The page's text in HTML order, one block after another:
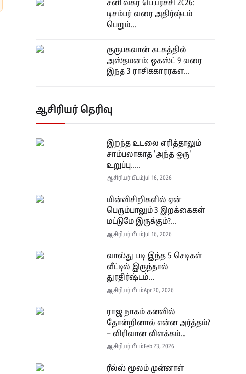
சனி வக்ர பெயர்ச்சி 2026:
டிசம்பர் வரை அதிர்ஷ்டம்
பெறும்...
குருபகவான் கடகத்தில்
அஸ்தமனம்: ஒகஸ்ட் 9 வரை
இந்த 3 ராசிக்காரர்கள்...
ஆசிரியர் தெரிவு
இறந்த உடலை எரித்தாலும்
சாம்பலாகாத 'அந்த ஒரு'
உறுப்பு.....
ஆசிரியர் பீடம் Jul 16, 2026
மின்விசிறிகளில் ஏன்
பெரும்பாலும் 3 இறக்கைகள்
மட்டுமே இருக்கும்?...
ஆசிரியர் பீடம் Jul 16, 2026
வாஸ்து படி இந்த 5 செடிகள்
வீட்டில் இருந்தால்
துரதிர்ஷ்டம்...
ஆசிரியர் பீடம்Apr 20, 2026
ராஜ நாகம் கனவில்
தோன்றினால் என்ன அர்த்தம்?
– விரிவான விளக்கம்...
ஆசிரியர் பீடம்Feb 23, 2026
ரீல்ஸ் மூலம் முன்னாள்